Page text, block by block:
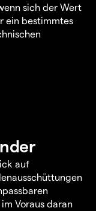
sich der Wert
ein bestimmtes
auf
Voraus daran